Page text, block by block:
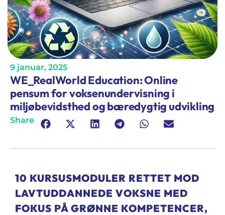
9 januar, 2025
WE_RealWorld Education: Online
pensum for voksenundervisning i
miljøbevidsthed og bæredygtig udvikling
Share
10 KURSUSMODULER RETTET MOD
LAVTUDDANNEDE VOKSNE MED
FOKUS PÅ GRØNNE KOMPETENCER,